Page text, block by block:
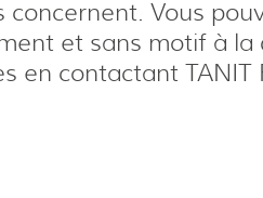
concernent. Vous
et sans motif à
en contactant TANIT